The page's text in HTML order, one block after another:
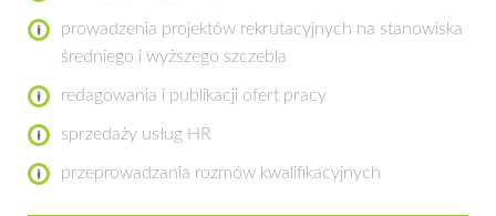
prowadzenia projektów rekrutacyjnych na stanowiska
średniego i wyższego szczebla
redagowania i publikacji ofert pracy
sprzedaży usług HR
przeprowadzania rozmów kwalifikacyjnych